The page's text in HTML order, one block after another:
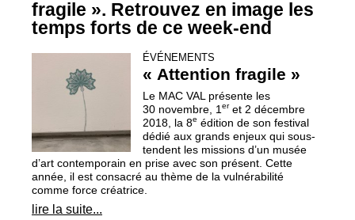
fragile ». Retrouvez en image les
temps forts de ce week-end
ÉVÉNEMENTS
« Attention fragile »
Le MAC VAL présente les
30 novembre, 1 eret 2 décembre
2018, la 8e édition de son festival
dédié aux grands enjeux qui sous-
tendent les missions d’un musée
d’art contemporain en prise avec son présent. Cette
année, il est consacré au thème de la vulnérabilité
comme force créatrice.
lire la suite...